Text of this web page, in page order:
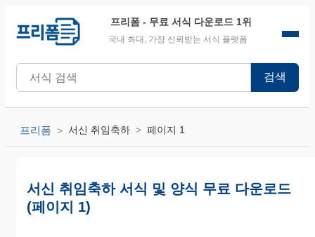
프리폼 - 무료 서식 다운로드 1위
국내 최대, 가장 신뢰받는 서식 플랫폼
검색
프리폼 서신 취임축하 페이지 1
서신 취임축하 서식 및 양식 무료 다운로드
(페이지 1)